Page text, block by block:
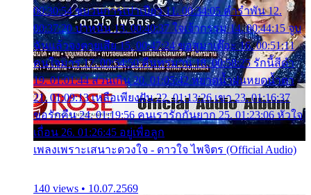
00:30:54 ขบวนการเปาเปียว 11. 00:34:05 คำรำพัน 12.
00:37:20 ปาหนัน 13. 00:40:37 ใจเจ้ากรรม 14. 00:44:15 จูบ
ฉันแล้วจงตายเสีย 15. 00:47:24 ขอสูมาเต๊อะ 16. 00:51:11
คนใจมาร 17. 00:54:50 คืนทรมาน 18. 00:58:25 รักนี้สีดำ
19. 01:01:44 ส่วนเกิน 20. 01:05:42 หยาดน้ำฝนหยดน้ำตา
21. 01:09:13 เหลือเพียงฝัน 22. 01:13:26 เขา 23. 01:16:37
ขอรักคืน 24. 01:19:56 คนเรารักกันยาก 25. 01:23:06 หัวใจ
เถื่อน 26. 01:26:45 อยู่เพื่อลูก
เพลงเพราะเสนาะดวงใจ - ดาวใจ ไพจิตร (Official Audio)
140 views • 10.07.2569